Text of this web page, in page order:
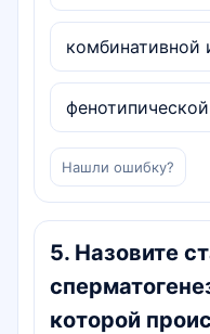
комбинативной
Нашли ошибку?
5. Назовите
которой